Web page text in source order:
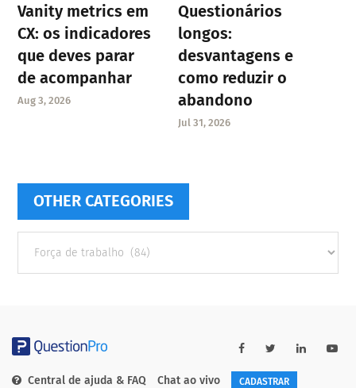
Vanity metrics em
CX: os indicadores
que deves parar
de acompanhar
Aug 3, 2026
Questionários
longos:
desvantagens e
como reduzir o
abandono
Jul 31, 2026
OTHER CATEGORIES
categories
Central de ajuda & FAQ Chat ao vivo CADASTRAR